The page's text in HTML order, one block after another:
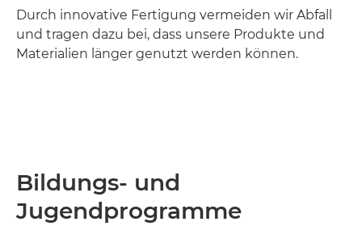
Durch innovative Fertigung vermeiden wir Abfall
und tragen dazu bei, dass unsere Produkte und
Materialien länger genutzt werden können.
Bildungs- und
Jugendprogramme